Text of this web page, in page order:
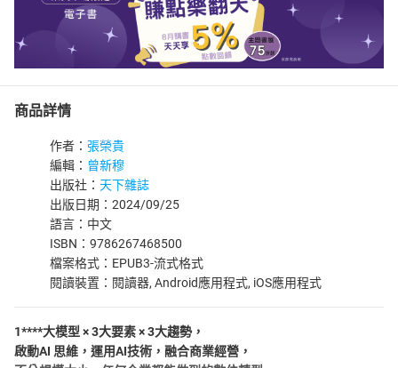
商品詳情
作者： 張榮貴
編輯： 曾新穆
出版社： 天下雜誌
出版日期：2024/09/25
語言：中文
ISBN：9786267468500
檔案格式：EPUB3-流式格式
閱讀裝置：閱讀器, Android應用程式, iOS應用程式
1****大模型 × 3大要素 × 3大趨勢，
啟動AI 思維，運用AI技術，融合商業經營，